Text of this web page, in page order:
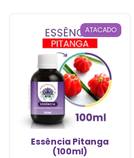
ATACADO
Essência Pitanga
(100ml)